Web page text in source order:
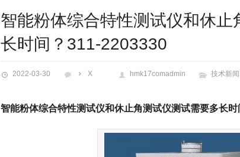
智能粉体综合特性测试仪和休止
长时间？311-2203330
2022-03-30 X hmk17comadmin 技术新闻
智能粉体综合特性测试仪和休止角测试仪测试需要多长时